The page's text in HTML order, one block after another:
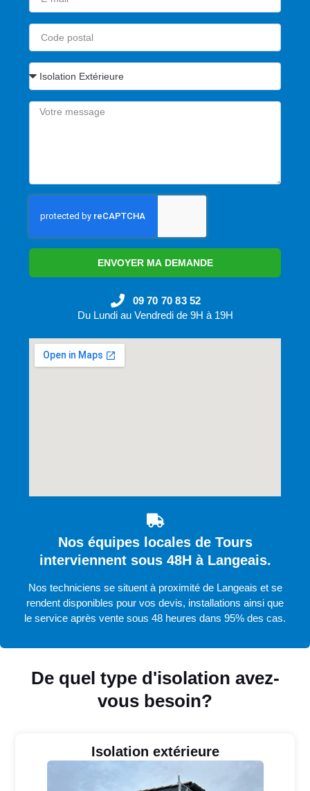
De quel type d'isolation avez-
vous besoin?
Isolation extérieure
ENVOYER MA DEMANDE
09 70 70 83 52
Du Lundi au Vendredi de 9H à 19H
Nos équipes locales de Tours
interviennent sous 48H à Langeais.
Nos techniciens se situent à proximité de Langeais et se
rendent disponibles pour vos devis, installations ainsi que
le service après vente sous 48 heures dans 95% des cas.